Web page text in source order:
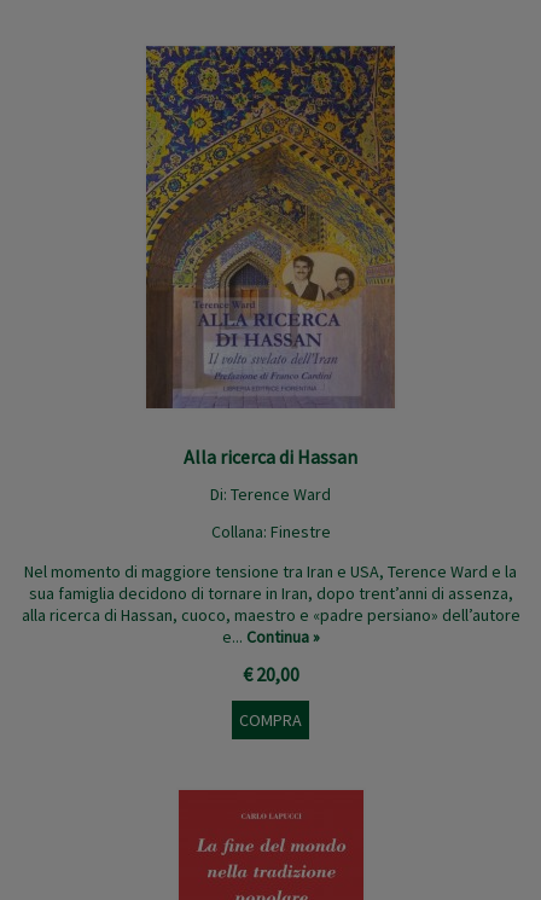
Alla ricerca di Hassan
Di: Terence Ward
Collana: Finestre
Nel momento di maggiore tensione tra Iran e USA, Terence Ward e la
sua famiglia decidono di tornare in Iran, dopo trent’anni di assenza,
alla ricerca di Hassan, cuoco, maestro e «padre persiano» dell’autore
e... Continua »
€ 20,00
COMPRA